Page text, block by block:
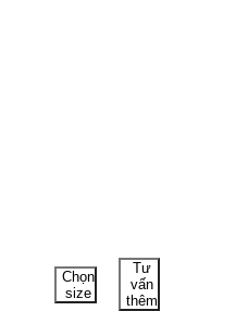
Chọn
size
Tư
vấn
thêm